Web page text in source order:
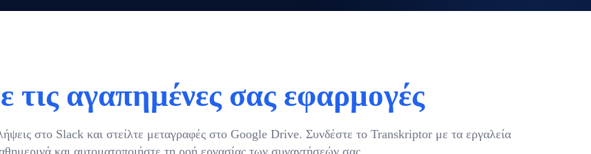
τις αγαπημένες σας εφαρμογές
στο Slack και στείλτε μεταγραφές στο Google Drive. Συνδέστε το Transkriptor με τα εργαλεία
και αυτοματοποιήστε τη ροή εργασίας των συναντήσεών σας.